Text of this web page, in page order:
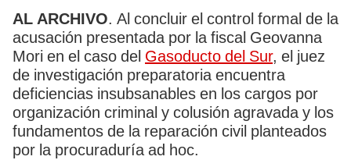
AL ARCHIVO. Al concluir el control formal de la
acusación presentada por la fiscal Geovanna
Mori en el caso del Gasoducto del Sur, el juez
de investigación preparatoria encuentra
deficiencias insubsanables en los cargos por
organización criminal y colusión agravada y los
fundamentos de la reparación civil planteados
por la procuraduría ad hoc.